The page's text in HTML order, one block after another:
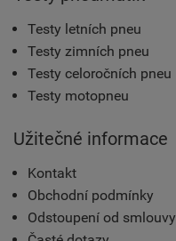
Testy letních pneu
Testy zimních pneu
Testy celoročních pneu
Testy motopneu
Užitečné informace
Kontakt
Obchodní podmínky
Odstoupení od smlouvy